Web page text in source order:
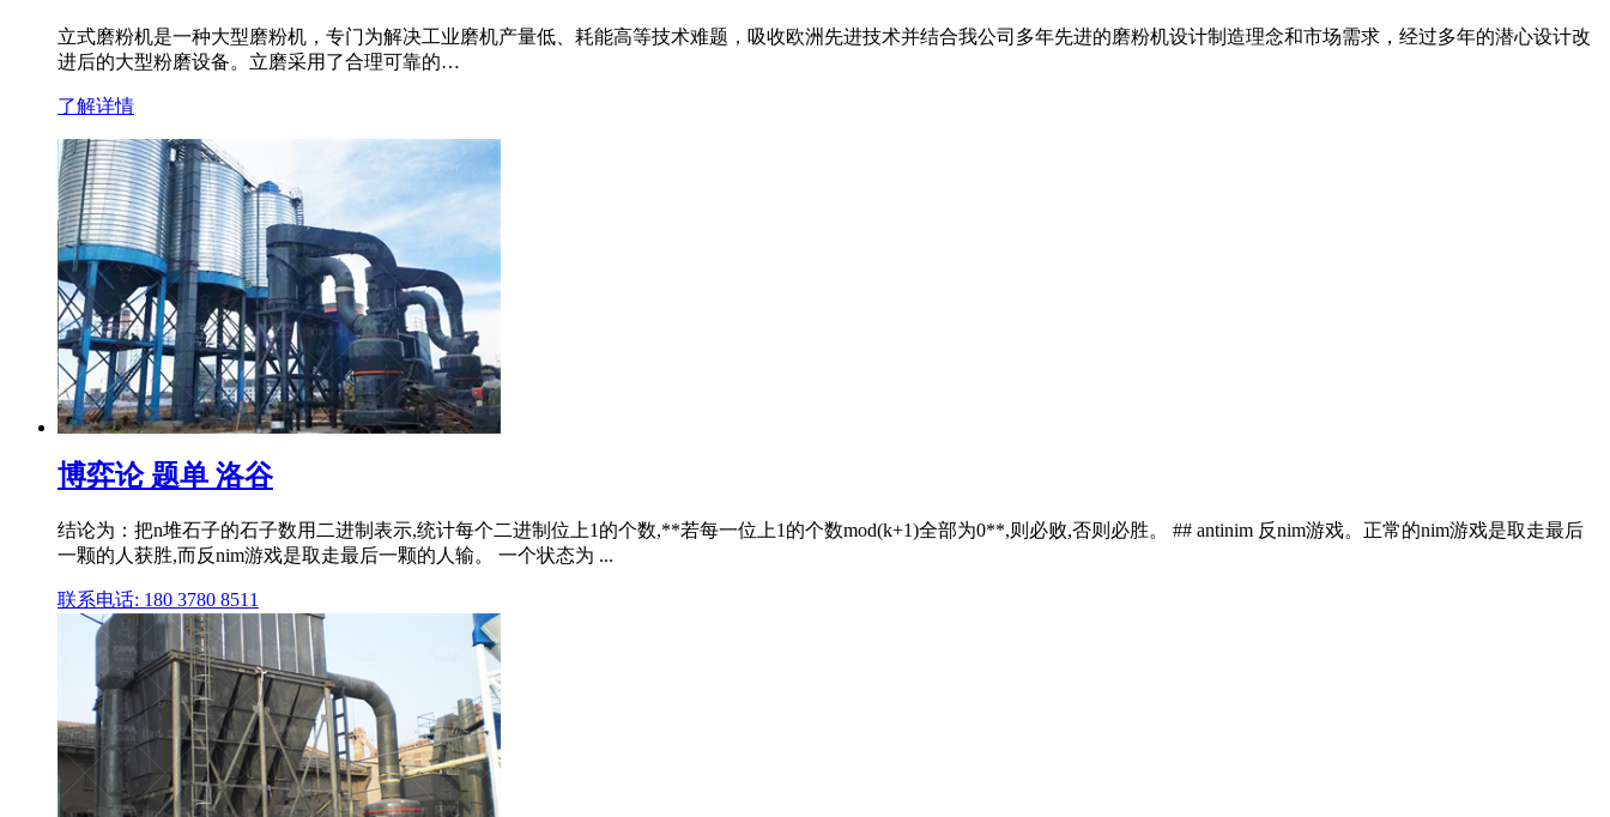
立式磨粉机是一种大型磨粉机，专门为解决工业磨机产量低、耗能高等技术难题，吸收欧洲先进技术并结合我公司多年先进的磨粉机设计制造理念和市场需求，经过多年的潜心设计改
进后的大型粉磨设备。立磨采用了合理可靠的…
了解详情
博弈论 题单 洛谷
结论为：把n堆石子的石子数用二进制表示,统计每个二进制位上1的个数,**若每一位上1的个数mod(k+1)全部为0**,则必败,否则必胜。 ## antinim 反nim游戏。正常的nim游戏是取走最后
一颗的人获胜,而反nim游戏是取走最后一颗的人输。 一个状态为 ...
联系电话: 180 3780 8511